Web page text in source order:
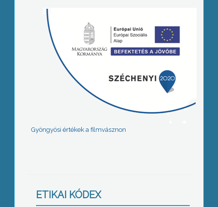
Gyöngyösi értékek a filmvásznon
ETIKAI KÓDEX